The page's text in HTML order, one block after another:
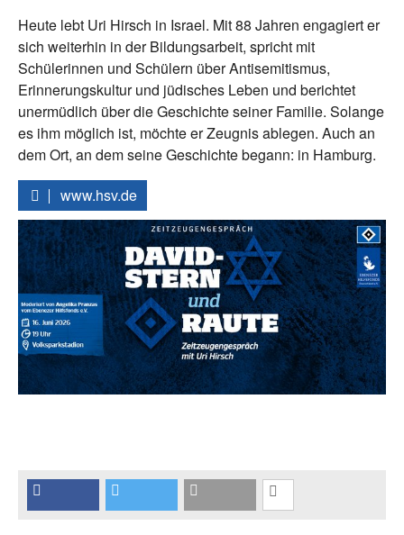
Heute lebt Uri Hirsch in Israel. Mit 88 Jahren engagiert er
sich weiterhin in der Bildungsarbeit, spricht mit
Schülerinnen und Schülern über Antisemitismus,
Erinnerungskultur und jüdisches Leben und berichtet
unermüdlich über die Geschichte seiner Familie. Solange
es ihm möglich ist, möchte er Zeugnis ablegen. Auch an
dem Ort, an dem seine Geschichte begann: in Hamburg.
www.hsv.de